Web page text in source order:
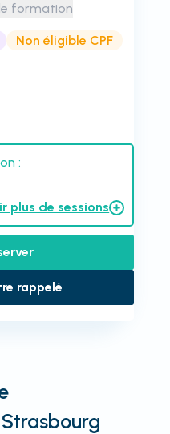
formation
Non éligible CPF
:
plus de sessions
rappelé